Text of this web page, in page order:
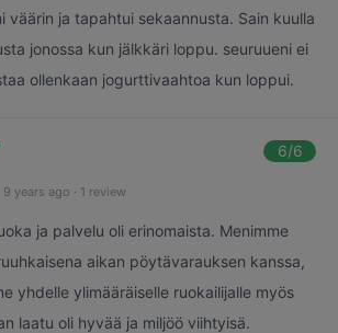
väärin ja tapahtui sekaannusta. Sain kuulla
jonossa kun jälkkäri loppu. seuruueni ei
ollenkaan jogurttivaahtoa kun loppui.
6/6
9 years ago · 1 review
ja palvelu oli erinomaista. Menimme
aikan pöytävarauksen kanssa,
yhdelle ylimääräiselle ruokailijalle myös
laatu oli hyvää ja miljöö viihtyisä.